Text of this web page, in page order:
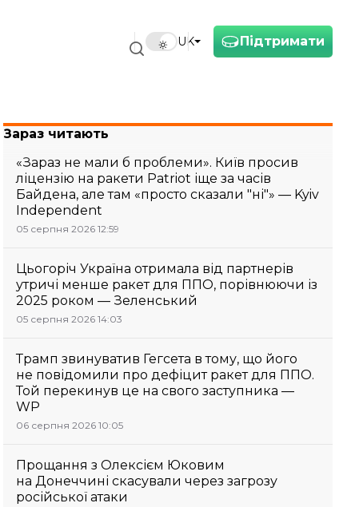
Підтримати
UK
Зараз читають
«Зараз не мали б проблеми». Київ просив
ліцензію на ракети Patriot іще за часів
Байдена, але там «просто сказали "ні"» — Kyiv
Independent
05 серпня 2026 12:59
Цьогоріч Україна отримала від партнерів
утричі менше ракет для ППО, порівнюючи із
2025 роком — Зеленський
05 серпня 2026 14:03
Трамп звинуватив Гегсета в тому, що його
не повідомили про дефіцит ракет для ППО.
Той перекинув це на свого заступника —
WP
06 серпня 2026 10:05
Прощання з Олексієм Юковим
на Донеччині скасували через загрозу
російської атаки